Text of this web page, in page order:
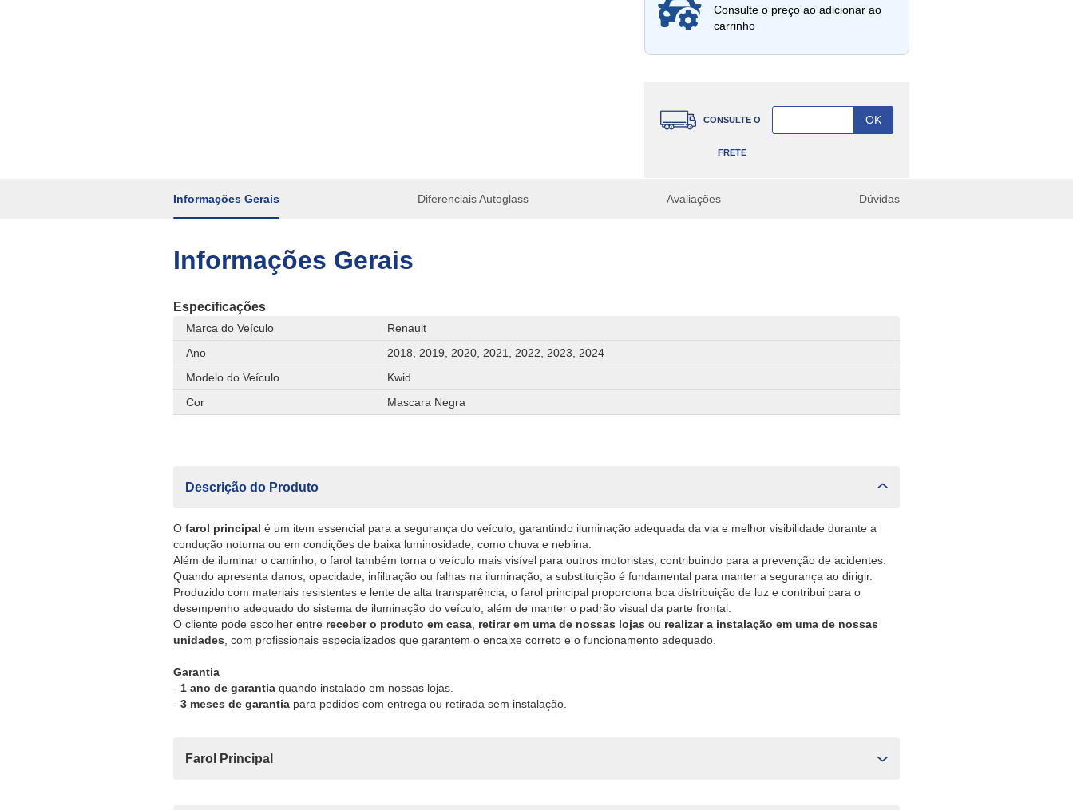
Consulte o preço ao adicionar ao
carrinho
CONSULTE O
FRETE
Informações Gerais Diferenciais Autoglass Avaliações Dúvidas
Informações Gerais
Especificações
Marca do Veículo
Renault
Ano
2018, 2019, 2020, 2021, 2022, 2023, 2024
Modelo do Veículo
Kwid
Cor
Mascara Negra
Descrição do Produto
O farol principal é um item essencial para a segurança do veículo, garantindo iluminação adequada da via e melhor visibilidade durante a
condução noturna ou em condições de baixa luminosidade, como chuva e neblina.
Além de iluminar o caminho, o farol também torna o veículo mais visível para outros motoristas, contribuindo para a prevenção de acidentes.
Quando apresenta danos, opacidade, infiltração ou falhas na iluminação, a substituição é fundamental para manter a segurança ao dirigir.
Produzido com materiais resistentes e lente de alta transparência, o farol principal proporciona boa distribuição de luz e contribui para o
desempenho adequado do sistema de iluminação do veículo, além de manter o padrão visual da parte frontal.
O cliente pode escolher entre receber o produto em casa retirar em uma de nossas lojas ou realizar a instalação em uma de nossas
unidades , com profissionais especializados que garantem o encaixe correto e o funcionamento adequado.
Garantia
- 1 ano de garantia quando instalado em nossas lojas.
- 3 meses de garantia para pedidos com entrega ou retirada sem instalação.
Farol Principal